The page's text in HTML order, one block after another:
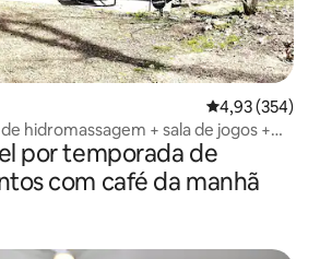
4,93 de uma
4,93 (354)
hidromassagem + sala de jogos +
por temporada de
com café da manhã